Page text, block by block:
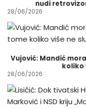
nudi
28/06/2026
Vujović: Mandić
koliko
28/06/2026